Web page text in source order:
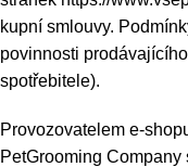
kupní smlouvy.
povinnosti
spotřebitele).
Provozovatelem e-
PetGrooming